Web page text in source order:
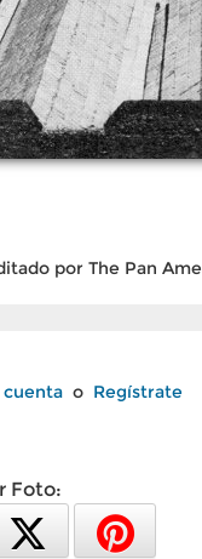
por The Pan
o Regístrate
Foto: